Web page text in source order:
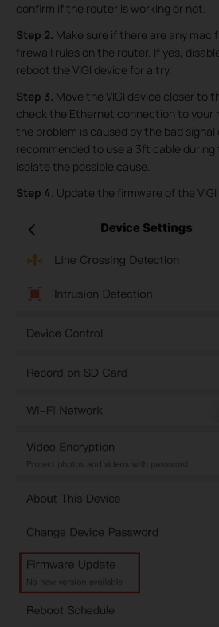
confirm if the router is working or not.
Step 2. Make sure if there are any mac
firewall rules on the router. If yes,
reboot the VIGI device for a try.
Step 3. Move the VIGI device closer to
check the Ethernet connection to your
the problem is caused by the bad signal
recommended to use a 3ft cable
isolate the possible cause.
Step 4. Update the firmware of the VIGI